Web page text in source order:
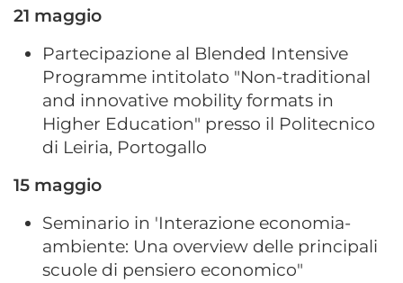
21 maggio
Partecipazione al Blended Intensive
Programme intitolato "Non-traditional
and innovative mobility formats in
Higher Education" presso il Politecnico
di Leiria, Portogallo
15 maggio
Seminario in 'Interazione economia-
ambiente: Una overview delle principali
scuole di pensiero economico"